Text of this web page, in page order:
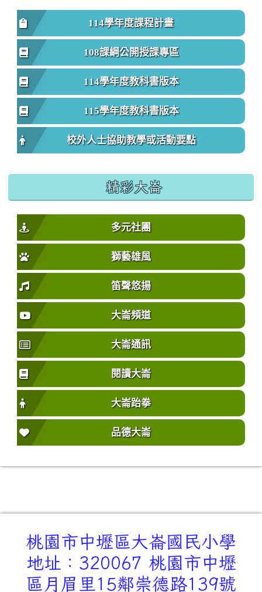
114學年度課程計畫
108課綱公開授課專區
114學年度教科書版本
115學年度教科書版本
校外人士協助教學或活動要點
精彩大崙
多元社團
獅藝雄風
笛聲悠揚
大崙頻道
大崙通訊
閱讀大崙
大崙跆拳
品德大崙
桃園市中壢區大崙國民小學
地址：320067 桃園市中壢
區月眉里15鄰崇德路139號